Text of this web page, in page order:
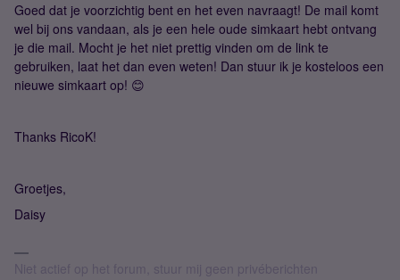
Goed dat je voorzichtig bent en het even navraagt! De mail komt
wel bij ons vandaan, als je een hele oude simkaart hebt ontvang
je die mail. Mocht je het niet prettig vinden om de link te
gebruiken, laat het dan even weten! Dan stuur ik je kosteloos een
nieuwe simkaart op! 😊
Thanks RicoK!
Groetjes,
Daisy
Niet actief op het forum, stuur mij geen privéberichten